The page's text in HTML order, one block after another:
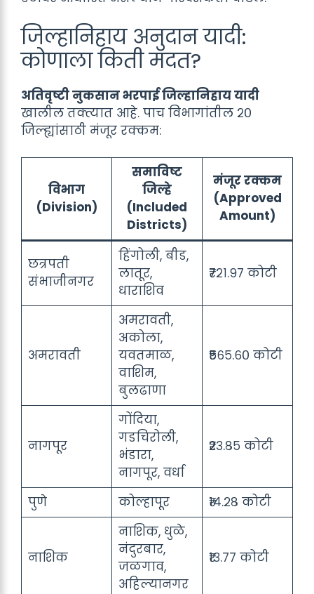
जिल्हानिहाय अनुदान यादी:
कोणाला किती मदत?
अतिवृष्टी नुकसान भरपाई जिल्हानिहाय यादी
खालील तक्त्यात आहे. पाच विभागांतील २०
जिल्ह्यांसाठी मंजूर रक्कम:
विभाग
(Division)
समाविष्ट
जिल्हे
(Included
Districts)
मंजूर रक्कम
(Approved
Amount)
छत्रपती
संभाजीनगर
हिंगोली, बीड,
लातूर,
धाराशिव
₹७२१.९७ कोटी
अमरावती
अमरावती,
अकोला,
यवतमाळ,
वाशिम,
बुलढाणा
₹५६५.६० कोटी
नागपूर
गोंदिया,
गडचिरोली,
भंडारा,
नागपूर, वर्धा
₹२३.८५ कोटी
पुणे कोल्हापूर ₹१४.२८ कोटी
नाशिक
नाशिक, धुळे,
नंदुरबार,
जळगाव,
अहिल्यानगर
₹१३.७७ कोटी